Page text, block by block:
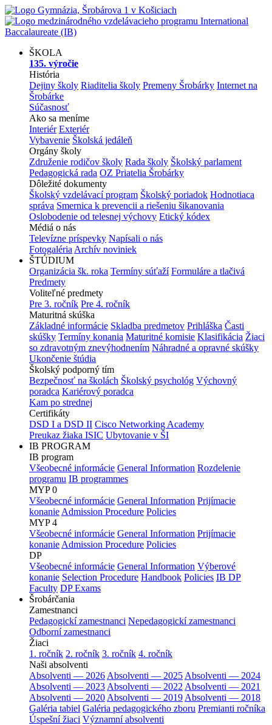
ŠKOLA
135. výročie
História
Dejiny školy Riaditelia školy Premeny Šrobárky Internet na
Šrobárke
Súčasnosť
Ako sa meníme
Interiér Exteriér
Vybavenie Školská jedáleň
Orgány školy
Združenie rodičov školy Rada školy Školský parlament
Pedagogická rada OZ Priatelia Šrobárky
Dôležité dokumenty
Školský vzdelávací program Školský poriadok Hodnotiaca
správa Smernica k prevencii a riešeniu šikanovania
Oslobodenie od telesnej výchovy Etický kódex
Médiá o nás
Televízne príspevky Napísali o nás
Fotogaléria Archív noviniek
ŠTÚDIUM
Organizácia šk. roka Termíny súťaží Formuláre a tlačivá
Predmety
Voliteľné predmety
Pre 3. ročník Pre 4. ročník
Maturitná skúška
Základné informácie Skladba predmetov Prihláška Časti
skúšky Termíny konania Maturitné komisie Klasifikácia Žiaci
so zdravotným znevýhodnením Náhradné a opravné skúšky
Ukončenie štúdia
Školský podporný tím
Bezpečnosť na školách Školský psychológ Výchovný
poradca Kariérový poradca
Kam po strednej
Certifikáty
DSD I a DSD II Cisco Networking Academy
Preukaz žiaka ISIC Ubytovanie v ŠI
IB PROGRAM
IB program
Všeobecné informácie General Information Rozdelenie
programu IB programmes
MYP 0
Všeobecné informácie General Information Prijímacie
konanie Admission Procedure Policies
MYP 4
Všeobecné informácie General Information Prijímacie
konanie Admission Procedure Policies
DP
Všeobecné informácie General Information Výberové
konanie Selection Procedure Handbook Policies IB DP
Faculty DP Exams
Šrobárčania
Zamestnanci
Pedagogickí zamestnanci Nepedagogickí zamestnanci
Odborní zamestnanci
Žiaci
1. ročník 2. ročník 3. ročník 4. ročník
Naši absolventi
Absolventi — 2026 Absolventi — 2025 Absolventi — 2024
Absolventi — 2023 Absolventi — 2022 Absolventi — 2021
Absolventi — 2020 Absolventi — 2019 Absolventi — 2018
Galéria tabiel Galéria pedagogického zboru Premianti ročníka
Úspešní žiaci Významní absolventi